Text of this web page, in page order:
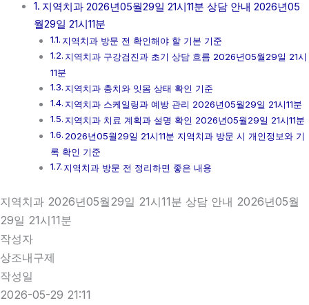
지역치과 2026년05월29일 21시11분 상담 안내 2026년05
월29일 21시11분
지역치과 방문 전 확인해야 할 기본 기준
지역치과 구강검진과 초기 상담 흐름 2026년05월29일 21시
11분
지역치과 충치와 잇몸 상태 확인 기준
지역치과 스케일링과 예방 관리 2026년05월29일 21시11분
지역치과 치료 계획과 설명 확인 2026년05월29일 21시11분
2026년05월29일 21시11분 지역치과 방문 시 개인정보와 기
록 확인 기준
지역치과 방문 전 정리하면 좋은 내용
지역치과 2026년05월29일 21시11분 상담 안내 2026년05월
29일 21시11분
작성자
상조내구제
작성일
2026-05-29 21:11